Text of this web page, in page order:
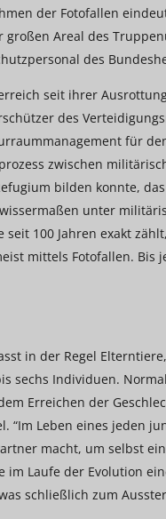
der Fotofallen
Areal des
des
seit ihrer
des
für
zwischen
bilden konnte,
unter
100 Jahren exakt
mittels Fotofallen. Bis
in der Regel
sechs Individuen.
Erreichen der
“Im Leben eines jeden
macht, um selbst
Laufe der Evolution
schließlich zum